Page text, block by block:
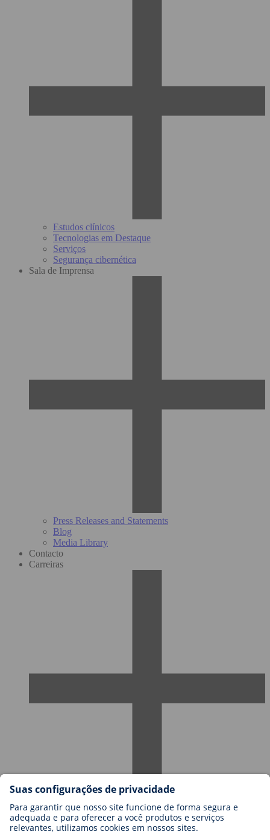
Estudos clínicos
Tecnologias em Destaque
Serviços
Segurança cibernética
Sala de Imprensa
Press Releases and Statements
Blog
Media Library
Contacto
Carreiras
Carreiras na BIOTRONIK
Níveis de carreira